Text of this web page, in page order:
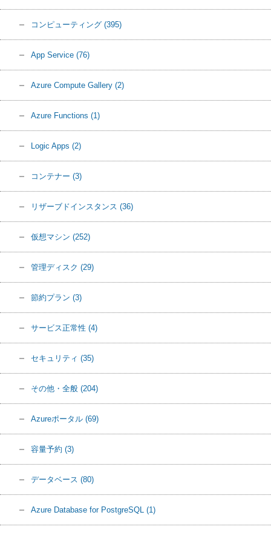
コンピューティング (395)
App Service (76)
Azure Compute Gallery (2)
Azure Functions (1)
Logic Apps (2)
コンテナー (3)
リザーブドインスタンス (36)
仮想マシン (252)
管理ディスク (29)
節約プラン (3)
サービス正常性 (4)
セキュリティ (35)
その他・全般 (204)
Azureポータル (69)
容量予約 (3)
データベース (80)
Azure Database for PostgreSQL (1)